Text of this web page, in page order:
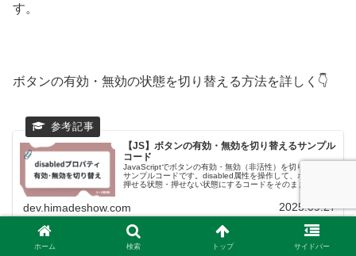
す。
ボタンの有効・無効の状態を切り替える方法を詳しく👇
【JS】ボタンの有効・無効を切り替えるサンプル
コード
JavaScriptでボタンの有効・無効（非活性）を切り替える
サンプルコードです。disabled属性を操作して、ボタンを
押せる状態・押せない状態にするコードをそのままコピペ
dev.himadeshow.com 2025.09.27
ホーム 検索 トップ サイドバー